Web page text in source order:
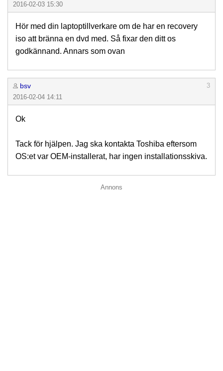
2016-02-03 15:30
Hör med din laptoptillverkare om de har en recovery
iso att bränna en dvd med. Så fixar den ditt os
godkännand. Annars som ovan
bsv
3
2016-02-04 14:11
Ok
Tack för hjälpen. Jag ska kontakta Toshiba eftersom
OS:et var OEM-installerat, har ingen installationsskiva.
Annons